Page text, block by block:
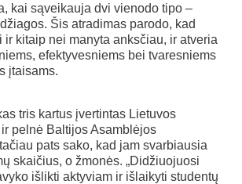
kai sąveikauja dvi vienodo tipo –
Šis atradimas parodo, kad
ir kitaip nei manyta anksčiau, ir atveria
efektyvesniems bei tvaresniems
įtaisams.
tris kartus įvertintas Lietuvos
pelnė Baltijos Asamblėjos
pats sako, kad jam svarbiausia
skaičius, o žmonės. „Didžiuojuosi
išlikti aktyviam ir išlaikyti studentų